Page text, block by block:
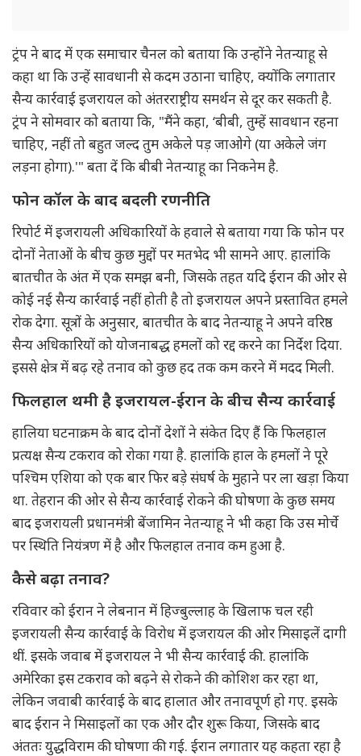
ट्रंप ने बाद में एक समाचार चैनल को बताया कि उन्होंने नेतन्याहू से
कहा था कि उन्हें सावधानी से कदम उठाना चाहिए, क्योंकि लगातार
सैन्य कार्रवाई इजरायल को अंतरराष्ट्रीय समर्थन से दूर कर सकती है.
ट्रंप ने सोमवार को बताया कि, "मैंने कहा, ‘बीबी, तुम्हें सावधान रहना
चाहिए, नहीं तो बहुत जल्द तुम अकेले पड़ जाओगे (या अकेले जंग
लड़ना होगा).'" बता दें कि बीबी नेतन्याहू का निकनेम है.
फोन कॉल के बाद बदली रणनीति
रिपोर्ट में इजरायली अधिकारियों के हवाले से बताया गया कि फोन पर
दोनों नेताओं के बीच कुछ मुद्दों पर मतभेद भी सामने आए. हालांकि
बातचीत के अंत में एक समझ बनी, जिसके तहत यदि ईरान की ओर से
कोई नई सैन्य कार्रवाई नहीं होती है तो इजरायल अपने प्रस्तावित हमले
रोक देगा. सूत्रों के अनुसार, बातचीत के बाद नेतन्याहू ने अपने वरिष्ठ
सैन्य अधिकारियों को योजनाबद्ध हमलों को रद्द करने का निर्देश दिया.
इससे क्षेत्र में बढ़ रहे तनाव को कुछ हद तक कम करने में मदद मिली.
फिलहाल थमी है इजरायल-ईरान के बीच सैन्य कार्रवाई
हालिया घटनाक्रम के बाद दोनों देशों ने संकेत दिए हैं कि फिलहाल
प्रत्यक्ष सैन्य टकराव को रोका गया है. हालांकि हाल के हमलों ने पूरे
पश्चिम एशिया को एक बार फिर बड़े संघर्ष के मुहाने पर ला खड़ा किया
था. तेहरान की ओर से सैन्य कार्रवाई रोकने की घोषणा के कुछ समय
बाद इजरायली प्रधानमंत्री बेंजामिन नेतन्याहू ने भी कहा कि उस मोर्चे
पर स्थिति नियंत्रण में है और फिलहाल तनाव कम हुआ है.
कैसे बढ़ा तनाव?
रविवार को ईरान ने लेबनान में हिज्बुल्लाह के खिलाफ चल रही
इजरायली सैन्य कार्रवाई के विरोध में इजरायल की ओर मिसाइलें दागी
थीं. इसके जवाब में इजरायल ने भी सैन्य कार्रवाई की. हालांकि
अमेरिका इस टकराव को बढ़ने से रोकने की कोशिश कर रहा था,
लेकिन जवाबी कार्रवाई के बाद हालात और तनावपूर्ण हो गए. इसके
बाद ईरान ने मिसाइलों का एक और दौर शुरू किया, जिसके बाद
अंततः युद्धविराम की घोषणा की गई. ईरान लगातार यह कहता रहा है